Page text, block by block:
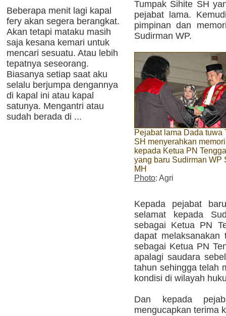
Beberapa menit lagi kapal
fery akan segera berangkat.
Akan tetapi mataku masih
saja kesana kemari untuk
mencari sesuatu. Atau lebih
tepatnya seseorang.
Biasanya setiap saat aku
selalu berjumpa dengannya
di kapal ini atau kapal
satunya. Mengantri atau
sudah berada di ...
Tumpak Sihite SH
pejabat lama.
pimpinan dan
Sudirman WP.
Pejabat lama Dada tuwa
SH menyerahkan
kepada Ketua PN
yang baru Sudirman WP
MH
Photo: Agri
Kepada pejabat
selamat kepada
sebagai Ketua PN
dapat melaksanakan
sebagai Ketua PN
apalagi saudara
tahun sehingga telah
kondisi di wilayah
Dan kepada
mengucapkan terima